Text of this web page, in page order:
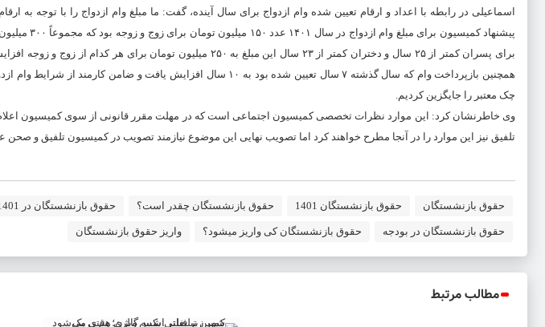
اسماعیلی در رابطه با اعداد و ارقام تعیین شده وام ازدواج برای سال آینده، گفت: ما مبلغ وام ازدواج را با توجه
پیشنهاد
همچنین بازپرداخت وام که سال گذشته ۷ سال تعیین شده بود به ۱۰ سال افزایش
چک معتبر را جایگزین کردیم.
وی خاطرنشان کرد: این موارد نظرات تخصصی کمیسیون اجتماعی است که در مهلت مقرر قانونی از سوی کمیسیون
تلفیق نیز این موارد را در آنجا مطرح خواهند کرد اما تصویب نهایی این موضوع نیازمند تصویب در کمیسیون تلفیق و
حقوق بازنشستگان حقوق بازنشستگان 1401 حقوق بازنشستگان چقدر است؟ حقوق بازنشستگان در 1401
حقوق بازنشستگان در بودجه حقوق بازنشستگان کی واریز میشود؟ واریز حقوق بازنشستگان
مطالب مرتبط